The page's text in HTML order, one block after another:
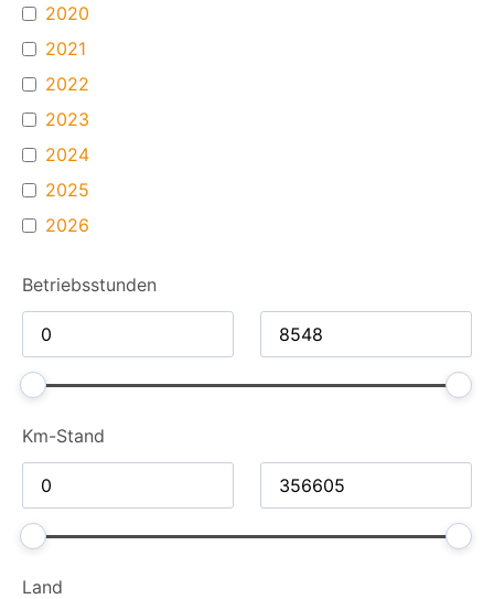
2020
2021
2022
2023
2024
2025
2026
Betriebsstunden
Km-Stand
Land